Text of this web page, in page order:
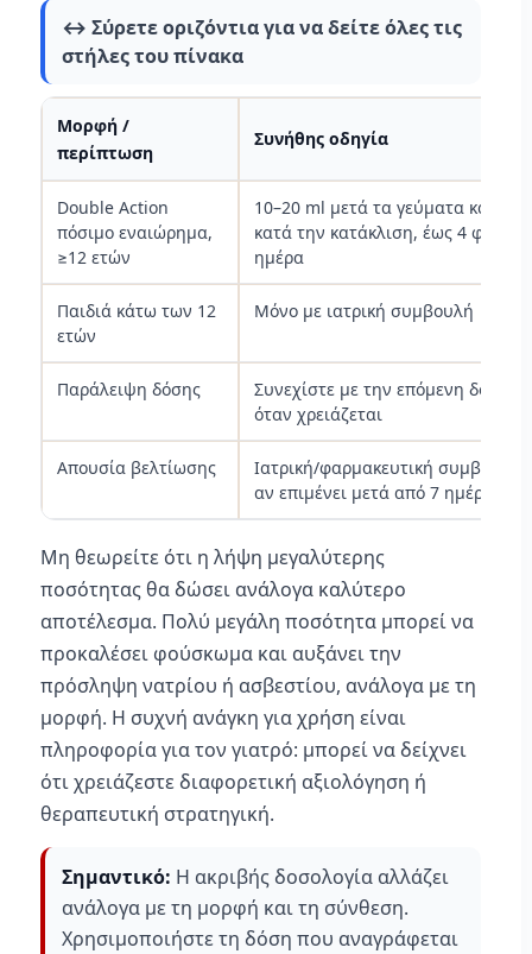
↔️ Σύρετε οριζόντια για να δείτε όλες τις
στήλες του πίνακα
Μορφή /
περίπτωση
Συνήθης οδηγία
Double Action
πόσιμο εναιώρημα,
≥12 ετών
10–20 ml μετά τα γεύματα και
κατά την κατάκλιση, έως 4 φορές/
ημέρα
Παιδιά κάτω των 12
ετών
Μόνο με ιατρική συμβουλή
Παράλειψη δόσης
Συνεχίστε με την επόμενη δόση
όταν χρειάζεται
Απουσία βελτίωσης
Ιατρική/φαρμακευτική συμβουλή
αν επιμένει μετά από 7 ημέρες
Μη θεωρείτε ότι η λήψη μεγαλύτερης
ποσότητας θα δώσει ανάλογα καλύτερο
αποτέλεσμα. Πολύ μεγάλη ποσότητα μπορεί να
προκαλέσει φούσκωμα και αυξάνει την
πρόσληψη νατρίου ή ασβεστίου, ανάλογα με τη
μορφή. Η συχνή ανάγκη για χρήση είναι
πληροφορία για τον γιατρό: μπορεί να δείχνει
ότι χρειάζεστε διαφορετική αξιολόγηση ή
θεραπευτική στρατηγική.
Σημαντικό: Η ακριβής δοσολογία αλλάζει
ανάλογα με τη μορφή και τη σύνθεση.
Χρησιμοποιήστε τη δόση που αναγράφεται